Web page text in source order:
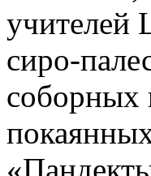
учителей
сиро-
соборных